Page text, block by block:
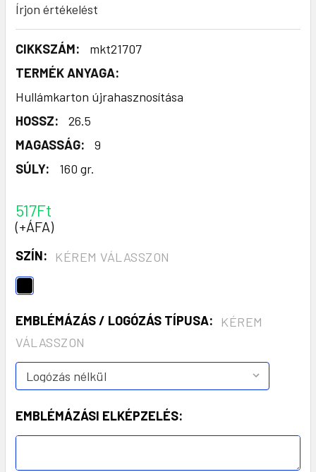
Írjon értékelést
CIKKSZÁM:
mkt21707
TERMÉK ANYAGA:
Hullámkarton újrahasznosítása
HOSSZ:
26.5
MAGASSÁG:
9
SÚLY:
160 gr.
517Ft
(+ÁFA)
SZÍN: KÉREM VÁLASSZON
EMBLÉMÁZÁS / LOGÓZÁS TÍPUSA:
KÉREM
VÁLASSZON
EMBLÉMÁZÁSI ELKÉPZELÉS: